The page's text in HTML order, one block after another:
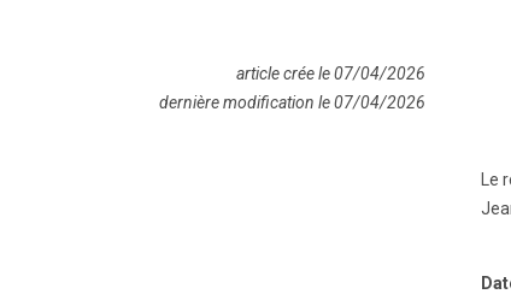
Le
article crée le 07/04/2026
dernière modification le 07/04/2026